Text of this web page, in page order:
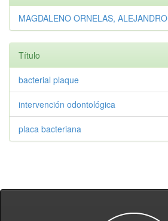
MAGDALENO ORNELAS, ALEJANDRO
Título
bacterial plaque
intervención odontológica
placa bacteriana